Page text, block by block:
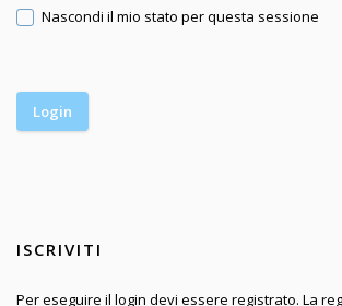
Nascondi il mio stato per questa sessione
ISCRIVITI
Per eseguire il login devi essere registrato. La